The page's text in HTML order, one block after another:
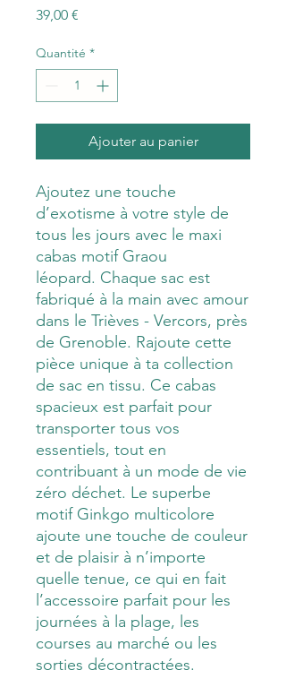
39,00 €
Quantité *
Ajouter au panier
Ajoutez une touche
d’exotisme à votre style de
tous les jours avec le maxi
cabas motif Graou
léopard. Chaque sac est
fabriqué à la main avec amour
dans le Trièves - Vercors, près
de Grenoble. Rajoute cette
pièce unique à ta collection
de sac en tissu. Ce cabas
spacieux est parfait pour
transporter tous vos
essentiels, tout en
contribuant à un mode de vie
zéro déchet. Le superbe
motif Ginkgo multicolore
ajoute une touche de couleur
et de plaisir à n’importe
quelle tenue, ce qui en fait
l’accessoire parfait pour les
journées à la plage, les
courses au marché ou les
sorties décontractées.